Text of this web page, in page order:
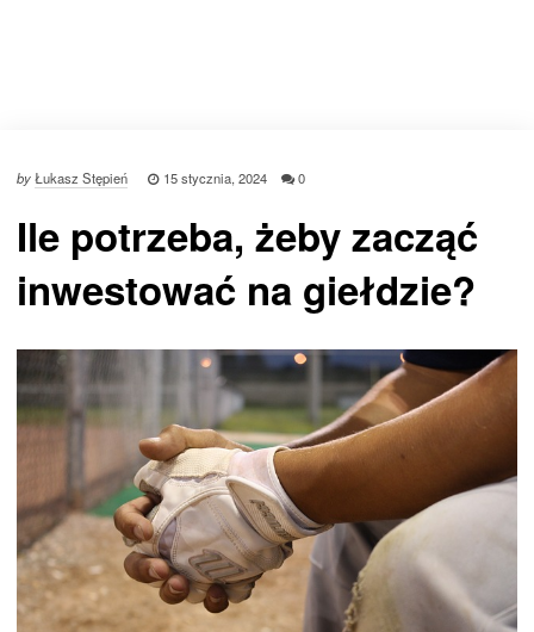
byŁukasz Stępień 15 stycznia, 2024 0
Ile potrzeba, żeby zacząć
inwestować na giełdzie?